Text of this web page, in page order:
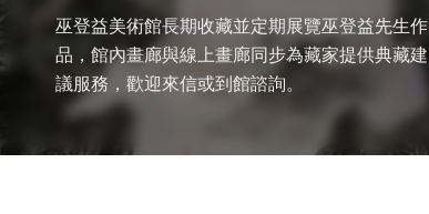
巫登益美術館長期收藏並定期展覽巫登益先生作
品，館內畫廊與線上畫廊同步為藏家提供典藏建
議服務，歡迎來信或到館諮詢。